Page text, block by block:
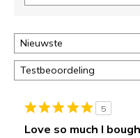
5
Love so much I